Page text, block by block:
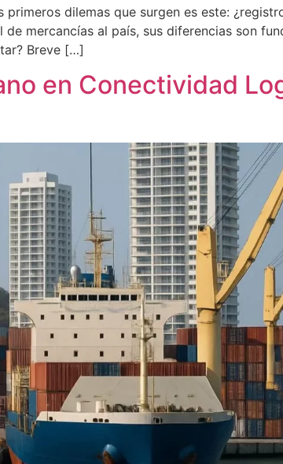
dilemas que surgen es este:
mercancías al país, sus diferencias son
Breve […]
en Conectividad